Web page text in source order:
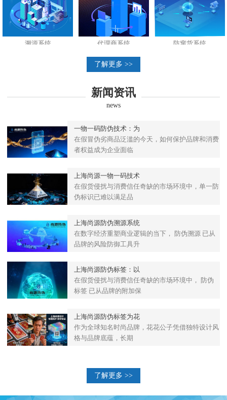
溯源系统 代理商系统 防窜货系统
了解更多 >>
新闻资讯
news
一物一码防伪技术：为
在假冒伪劣商品泛滥的今天，如何保护品牌和消费
者权益成为企业面临
上海尚源一物一码技术
在假货侵扰与消费信任奇缺的市场环境中，单一防
伪标识已难以满足品
上海尚源防伪溯源系统
在数字经济重塑商业逻辑的当下， 防伪溯源 已从
品牌的风险防御工具升
上海尚源防伪标签：以
在假货侵扰与消费信任奇缺的市场环境中， 防伪
标签 已从品牌的附加保
上海尚源防伪标签为花
作为全球知名时尚品牌，花花公子凭借独特设计风
格与品牌底蕴，长期
了解更多 >>